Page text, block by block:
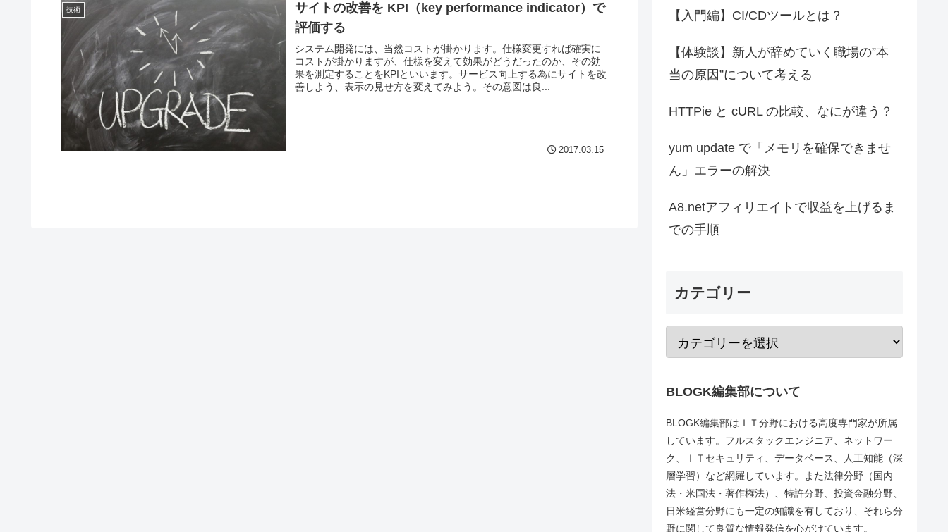
技術
サイトの改善を KPI（key performance indicator）で
評価する
システム開発には、当然コストが掛かります。仕様変更すれば確実に
コストが掛かりますが、仕様を変えて効果がどうだったのか、その効
果を測定することをKPIといいます。サービス向上する為にサイトを改
善しよう、表示の見せ方を変えてみよう。その意図は良...
2017.03.15
【入門編】CI/CDツールとは？
【体験談】新人が辞めていく職場の”本
当の原因”について考える
HTTPie と cURL の比較、なにが違う？
yum update で「メモリを確保できませ
ん」エラーの解決
A8.netアフィリエイトで収益を上げるま
での手順
カテゴリー
BLOGK編集部について
BLOGK編集部はＩＴ分野における高度専門家が所属
しています。フルスタックエンジニア、ネットワー
ク、ＩＴセキュリティ、データベース、人工知能（深
層学習）など網羅しています。また法律分野（国内
法・米国法・著作権法）、特許分野、投資金融分野、
日米経営分野にも一定の知識を有しており、それら分
野に関して良質な情報発信を心がけています。